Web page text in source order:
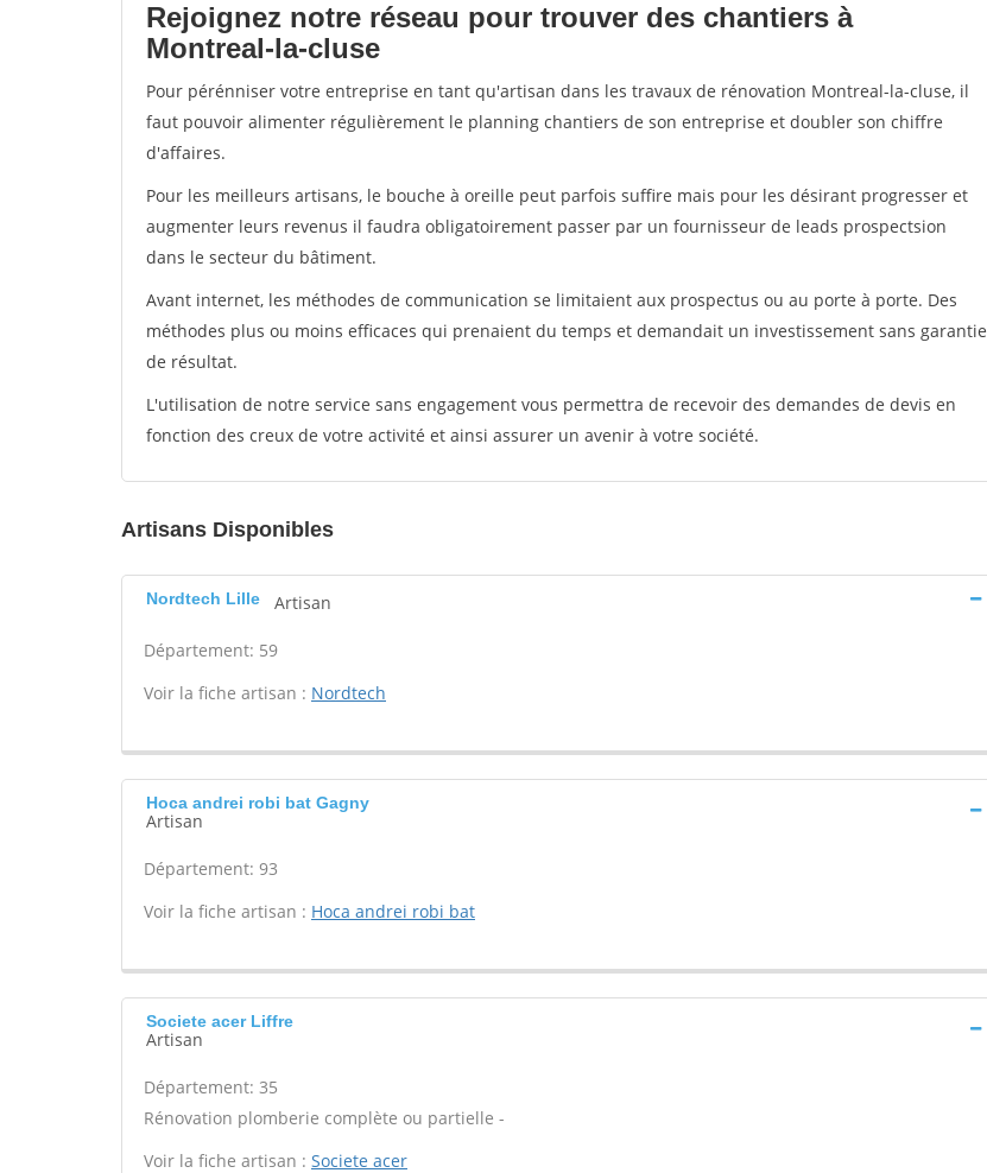
Rejoignez notre réseau pour trouver des chantiers à
Montreal-la-cluse
Pour pérénniser votre entreprise en tant qu'artisan dans les travaux de rénovation Montreal-la-cluse, il
faut pouvoir alimenter régulièrement le planning chantiers de son entreprise et doubler son chiffre
d'affaires.
Pour les meilleurs artisans, le bouche à oreille peut parfois suffire mais pour les désirant progresser et
augmenter leurs revenus il faudra obligatoirement passer par un fournisseur de leads prospectsion
dans le secteur du bâtiment.
Avant internet, les méthodes de communication se limitaient aux prospectus ou au porte à porte. Des
méthodes plus ou moins efficaces qui prenaient du temps et demandait un investissement sans garantie
de résultat.
L'utilisation de notre service sans engagement vous permettra de recevoir des demandes de devis en
fonction des creux de votre activité et ainsi assurer un avenir à votre société.
Artisans Disponibles
Nordtech Lille Artisan
Département: 59
Voir la fiche artisan : Nordtech
Hoca andrei robi bat Gagny
Artisan
Département: 93
Voir la fiche artisan : Hoca andrei robi bat
Societe acer Liffre
Artisan
Département: 35
Rénovation plomberie complète ou partielle -
Voir la fiche artisan : Societe acer